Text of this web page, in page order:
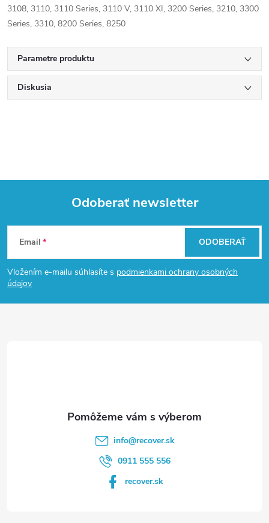
3108, 3110, 3110 Series, 3110 V, 3110 XI, 3200 Series, 3210, 3300
Series, 3310, 8200 Series, 8250
Parametre produktu
Diskusia
Z
á
p
Odoberať newsletter
Email
Vložením e-mailu súhlasíte s podmienkami ochrany osobných
údajov
ODOBERAŤ
info@recover.sk
0911 555 556
recover.sk